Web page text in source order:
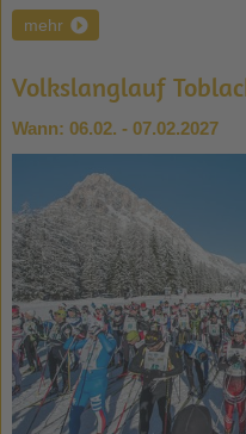
mehr
Volkslanglauf
Wann: 06.02. - 07.02.2027